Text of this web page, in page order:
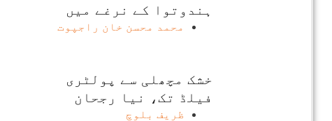
ہندوتوا کے نرغے میں
محمد محسن خان راجپوت
خشک مچھلی سے پولٹری
فیلڈ تک، نیا رجحان
ظریف بلوچ